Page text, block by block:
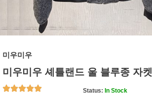
미우미우
미우미우 셰틀랜드 울 블루종 자켓
Status: In Stock